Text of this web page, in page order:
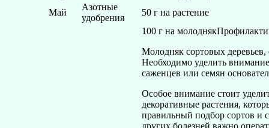
Май
Азотные
удобрения
50 г на растение
100 г на молодняк
Молодняк сортовых
Необходимо уделить
саженцев или семян
Особое внимание стоит
декоративные растения,
правильный подбор сортов и